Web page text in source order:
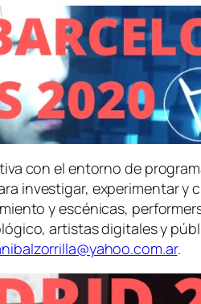
con el entorno de
investigar, experimentar y
y escénicas,
artistas digitales y
.